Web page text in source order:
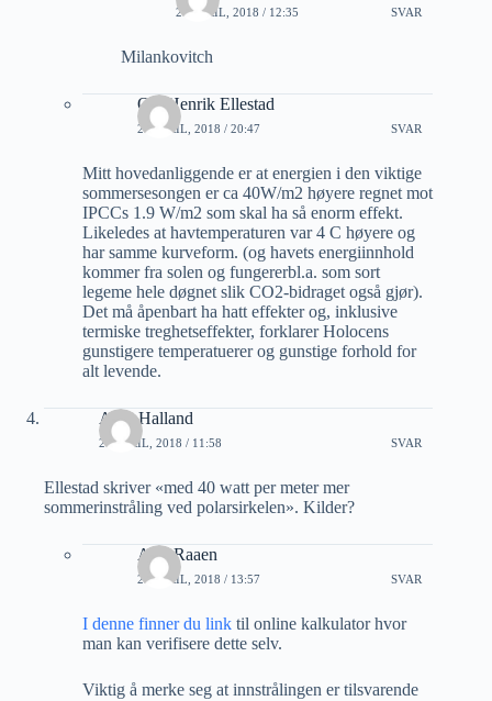
24 APRIL, 2018 / 12:35 SVAR
Milankovitch
Ole Henrik Ellestad
24 APRIL, 2018 / 20:47 SVAR
Mitt hovedanliggende er at energien i den viktige
sommersesongen er ca 40W/m2 høyere regnet mot
IPCCs 1.9 W/m2 som skal ha så enorm effekt.
Likeledes at havtemperaturen var 4 C høyere og
har samme kurveform. (og havets energiinnhold
kommer fra solen og fungererbl.a. som sort
legeme hele døgnet slik CO2-bidraget også gjør).
Det må åpenbart ha hatt effekter og, inklusive
termiske treghetseffekter, forklarer Holocens
gunstigere temperatuerer og gunstige forhold for
alt levende.
Arve Halland
24 APRIL, 2018 / 11:58 SVAR
Ellestad skriver «med 40 watt per meter mer
sommerinstråling ved polarsirkelen». Kilder?
A M Raaen
24 APRIL, 2018 / 13:57 SVAR
I denne finner du link til online kalkulator hvor
man kan verifisere dette selv.
Viktig å merke seg at innstrålingen er tilsvarende